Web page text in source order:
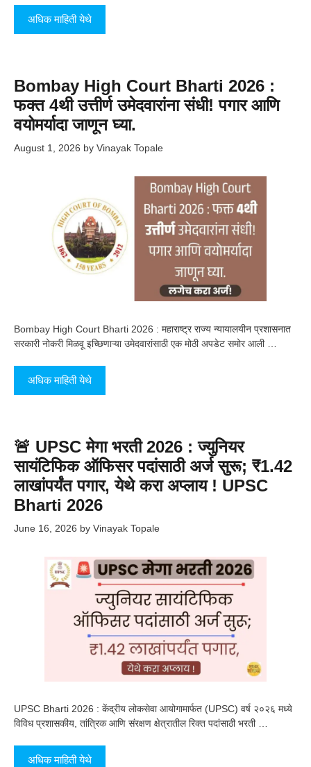
अधिक माहिती येथे
Bombay High Court Bharti 2026 :
फक्त 4थी उत्तीर्ण उमेदवारांना संधी! पगार आणि
वयोमर्यादा जाणून घ्या.
August 1, 2026 by Vinayak Topale
Bombay High Court Bharti 2026 : महाराष्ट्र राज्य न्यायालयीन प्रशासनात
सरकारी नोकरी मिळवू इच्छिणाऱ्या उमेदवारांसाठी एक मोठी अपडेट समोर आली …
अधिक माहिती येथे
🚨 UPSC मेगा भरती 2026 : ज्युनियर
सायंटिफिक ऑफिसर पदांसाठी अर्ज सुरू; ₹1.42
लाखांपर्यंत पगार, येथे करा अप्लाय ! UPSC
Bharti 2026
June 16, 2026 by Vinayak Topale
UPSC Bharti 2026 : केंद्रीय लोकसेवा आयोगामार्फत (UPSC) वर्ष २०२६ मध्ये
विविध प्रशासकीय, तांत्रिक आणि संरक्षण क्षेत्रातील रिक्त पदांसाठी भरती …
अधिक माहिती येथे